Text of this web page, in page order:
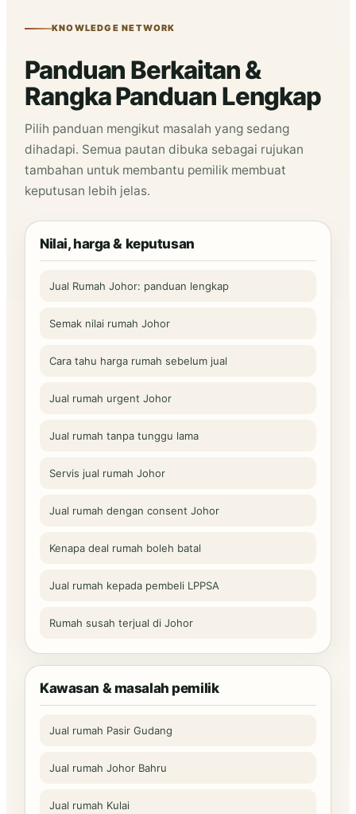
KNOWLEDGE NETWORK
Panduan Berkaitan &
Rangka Panduan Lengkap
Pilih panduan mengikut masalah yang sedang
dihadapi. Semua pautan dibuka sebagai rujukan
tambahan untuk membantu pemilik membuat
keputusan lebih jelas.
Nilai, harga & keputusan
Jual Rumah Johor: panduan lengkap
Semak nilai rumah Johor
Cara tahu harga rumah sebelum jual
Jual rumah urgent Johor
Jual rumah tanpa tunggu lama
Servis jual rumah Johor
Jual rumah dengan consent Johor
Kenapa deal rumah boleh batal
Jual rumah kepada pembeli LPPSA
Rumah susah terjual di Johor
Kawasan & masalah pemilik
Jual rumah Pasir Gudang
Jual rumah Johor Bahru
Jual rumah Kulai